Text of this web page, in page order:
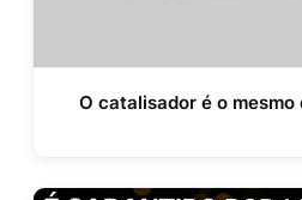
O catalisador é o